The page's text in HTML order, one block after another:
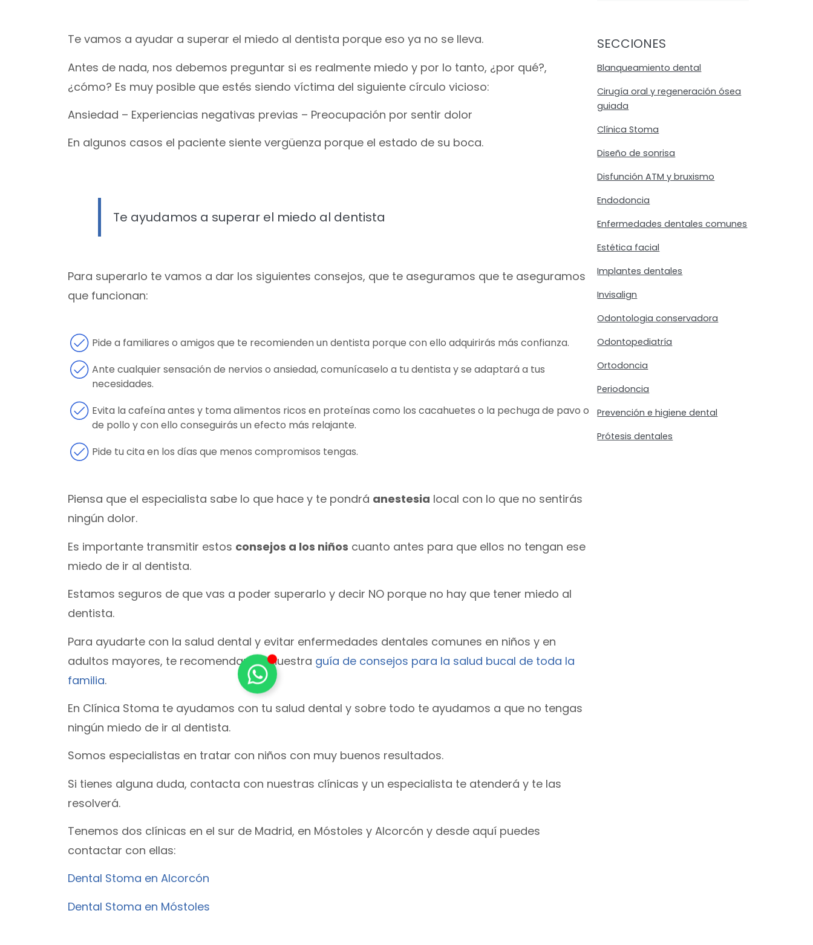
Te vamos a ayudar a superar el miedo al dentista porque eso ya no se lleva.
Antes de nada, nos debemos preguntar si es realmente miedo y por lo tanto, ¿por qué?,
¿cómo? Es muy posible que estés siendo víctima del siguiente círculo vicioso:
Ansiedad – Experiencias negativas previas – Preocupación por sentir dolor
En algunos casos el paciente siente vergüenza porque el estado de su boca.
Te ayudamos a superar el miedo al dentista
Para superarlo te vamos a dar los siguientes consejos, que te aseguramos que te aseguramos
que funcionan:
Pide a familiares o amigos que te recomienden un dentista porque con ello adquirirás más confianza.
Ante cualquier sensación de nervios o ansiedad, comunícaselo a tu dentista y se adaptará a tus
necesidades.
Evita la cafeína antes y toma alimentos ricos en proteínas como los cacahuetes o la pechuga de pavo o
de pollo y con ello conseguirás un efecto más relajante.
Pide tu cita en los días que menos compromisos tengas.
Piensa que el especialista sabe lo que hace y te pondrá anestesia local con lo que no sentirás
ningún dolor.
Es importante transmitir estos consejos a los niños cuanto antes para que ellos no tengan ese
miedo de ir al dentista.
Estamos seguros de que vas a poder superarlo y decir NO porque no hay que tener miedo al
dentista.
Para ayudarte con la salud dental y evitar enfermedades dentales comunes en niños y en
adultos mayores, te recomendamos nuestra guía de consejos para la salud bucal de toda la
familia.
En Clínica Stoma te ayudamos con tu salud dental y sobre todo te ayudamos a que no tengas
ningún miedo de ir al dentista.
Somos especialistas en tratar con niños con muy buenos resultados.
Si tienes alguna duda, contacta con nuestras clínicas y un especialista te atenderá y te las
resolverá.
Tenemos dos clínicas en el sur de Madrid, en Móstoles y Alcorcón y desde aquí puedes
contactar con ellas:
Dental Stoma en Alcorcón
Dental Stoma en Móstoles
SECCIONES
Blanqueamiento dental
Cirugía oral y regeneración ósea
guiada
Clínica Stoma
Diseño de sonrisa
Disfunción ATM y bruxismo
Endodoncia
Enfermedades dentales comunes
Estética facial
Implantes dentales
Invisalign
Odontologia conservadora
Odontopediatría
Ortodoncia
Periodoncia
Prevención e higiene dental
Prótesis dentales